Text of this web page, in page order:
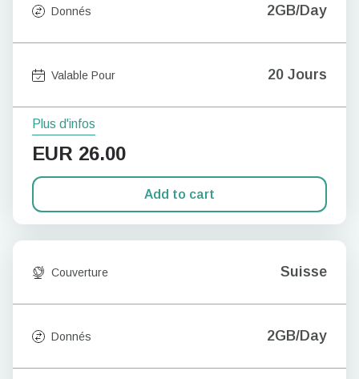
Donnés 2GB/Day
Valable Pour 20 Jours
Plus d'infos
EUR 26.00
Add to cart
Couverture Suisse
Donnés 2GB/Day